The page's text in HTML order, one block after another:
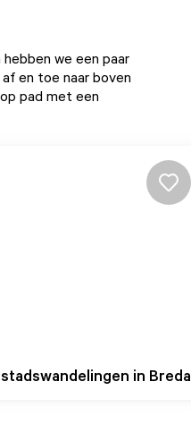
we een paar
en toe naar boven
op pad met een
in Breda